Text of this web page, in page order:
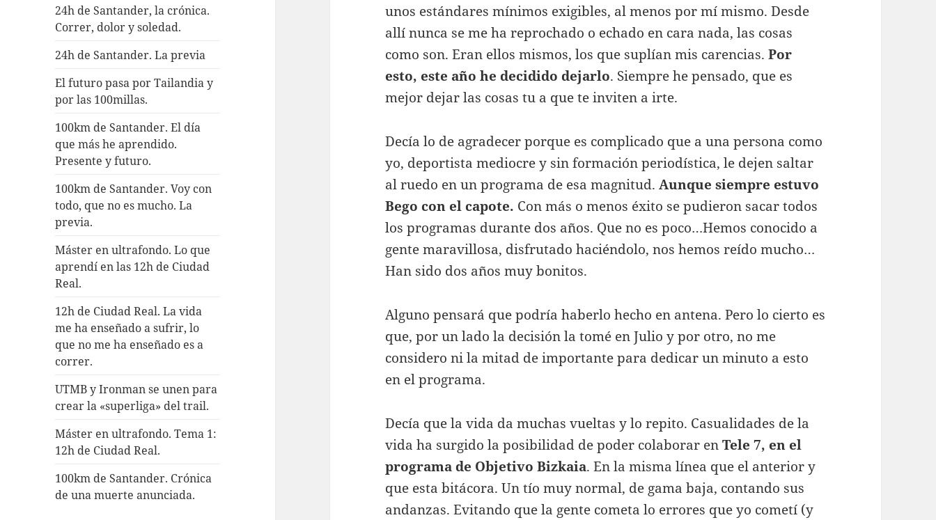
24h de Santander, la crónica.
Correr, dolor y soledad.
24h de Santander. La previa
El futuro pasa por Tailandia y
por las 100millas.
100km de Santander. El día
que más he aprendido.
Presente y futuro.
100km de Santander. Voy con
todo, que no es mucho. La
previa.
Máster en ultrafondo. Lo que
aprendí en las 12h de Ciudad
Real.
12h de Ciudad Real. La vida
me ha enseñado a sufrir, lo
que no me ha enseñado es a
correr.
UTMB y Ironman se unen para
crear la «superliga» del trail.
Máster en ultrafondo. Tema 1:
12h de Ciudad Real.
100km de Santander. Crónica
de una muerte anunciada.
unos estándares mínimos exigibles, al menos por mí mismo. Desde
allí nunca se me ha reprochado o echado en cara nada, las cosas
como son. Eran ellos mismos, los que suplían mis carencias.Por
esto, este año he decidido dejarlo. Siempre he pensado, que es
mejor dejar las cosas tu a que te inviten a irte.
Decía lo de agradecer porque es complicado que a una persona como
yo, deportista mediocre y sin formación periodística, le dejen saltar
al ruedo en un programa de esa magnitud.Aunque siempre estuvo
Bego con el capote. Con más o menos éxito se pudieron sacar todos
los programas durante dos años. Que no es poco…Hemos conocido a
gente maravillosa, disfrutado haciéndolo, nos hemos reído mucho…
Han sido dos años muy bonitos.
Alguno pensará que podría haberlo hecho en antena. Pero lo cierto es
que, por un lado la decisión la tomé en Julio y por otro, no me
considero ni la mitad de importante para dedicar un minuto a esto
en el programa.
Decía que la vida da muchas vueltas y lo repito. Casualidades de la
vida ha surgido la posibilidad de poder colaborar enTele 7, en el
programa de Objetivo Bizkaia. En la misma línea que el anterior y
que esta bitácora. Un tío muy normal, de gama baja, contando sus
andanzas. Evitando que la gente cometa lo errores que yo cometí (y